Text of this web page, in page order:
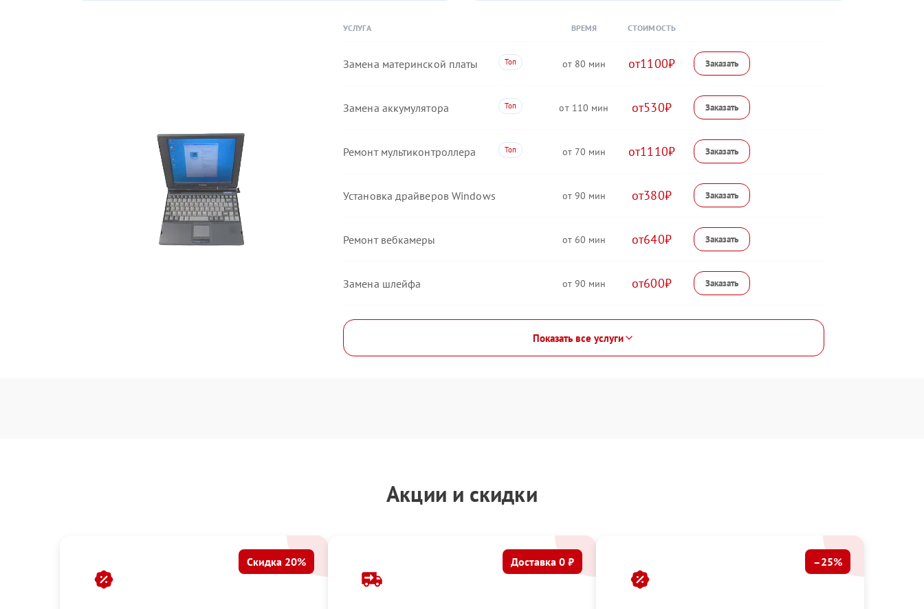
УСЛУГА ВРЕМЯ СТОИМОСТЬ
Замена материнской платы 80 1100
Замена аккумулятора 110 530
Ремонт мультиконтроллера 70 1110
Установка драйверов Windows 90 380
Ремонт вебкамеры 60 640
Замена шлейфа 90 600
Показать все услуги
Акции и скидки
Скидка 20% Доставка 0 ₽ –25%